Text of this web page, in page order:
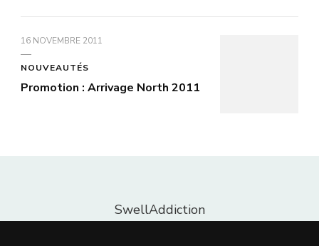
16 NOVEMBRE 2011
NOUVEAUTÉS
Promotion : Arrivage North 2011
SwellAddiction